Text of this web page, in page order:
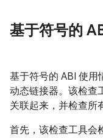
基于符号的
基于符号的 ABI 使用
动态链接器。该检查
关联起来，并检查所
首先，该检查工具会